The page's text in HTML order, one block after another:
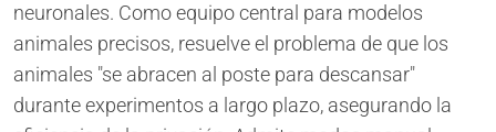
neuronales. Como equipo central para modelos
animales precisos, resuelve el problema de que los
animales "se abracen al poste para descansar"
durante experimentos a largo plazo, asegurando la